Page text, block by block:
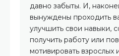
давно забыты. И,
вынуждены проходить
улучшить свои навыки,
получить работу или
мотивировать взрослых